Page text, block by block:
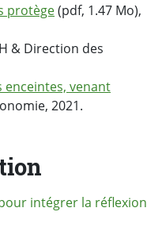
protège(pdf, 1.47 Mo),
& Direction des
venant
2021.
intégrer la réflexion